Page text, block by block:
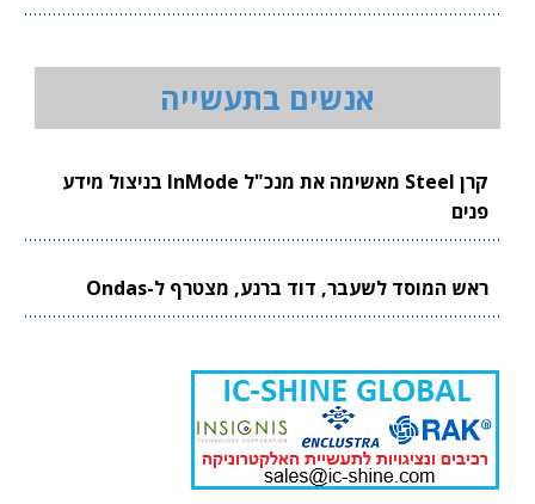
אנשים בתעשייה
קרן Steel מאשימה את מנכ"ל InMode בניצול מידע
פנים
ראש המוסד לשעבר, דוד ברנע, מצטרף ל-Ondas